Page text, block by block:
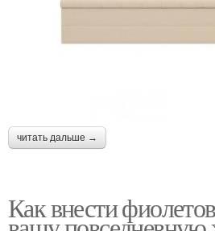
читать дальше →
Как внести